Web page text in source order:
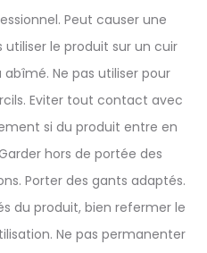
Peut causer une
utiliser le produit sur un cuir
Ne pas utiliser pour
Eviter tout contact avec
si du produit entre en
hors de portée des
Porter des gants adaptés.
du produit, bien refermer le
Ne pas permanenter